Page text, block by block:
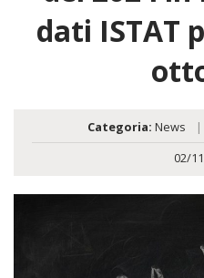
dati ISTAT
Categoria: News |
02/